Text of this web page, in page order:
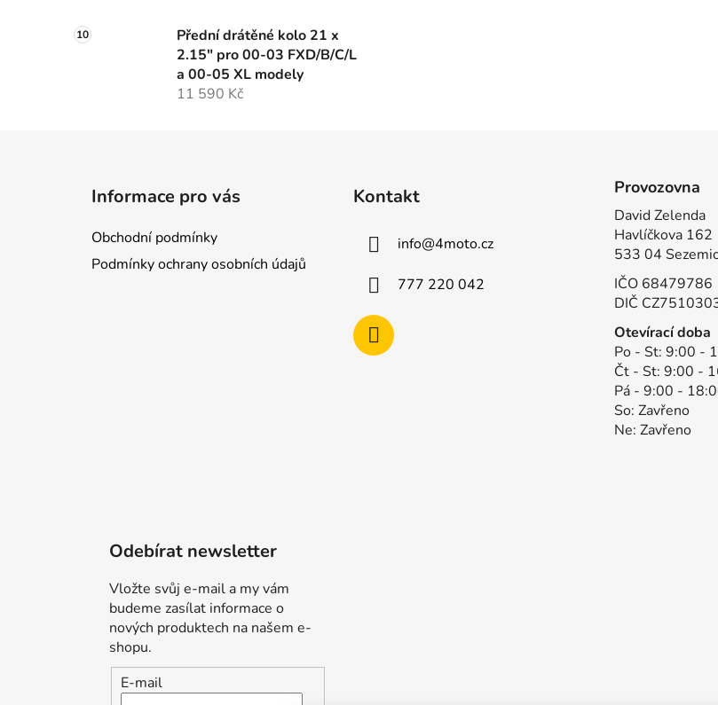
Přední drátěné kolo 21 x
2.15" pro 00-03 FXD/B/C/L
a 00-05 XL modely
11 590 Kč
Informace pro vás
Obchodní podmínky
Podmínky ochrany osobních údajů
Kontakt
info@4moto.cz
777 220 042
Provozovna
David Zelenda
Havlíčkova 162
533 04
IČO 68479786
DIČ
Otevírací doba
Po - St: 9:00 -
Čt - St: 9:00 -
Pá - 9:00 -
So: Zavřeno
Ne: Zavřeno
Odebírat newsletter
Vložte svůj e-mail a my vám
budeme zasílat informace o
nových produktech na našem e-
shopu.
E-mail